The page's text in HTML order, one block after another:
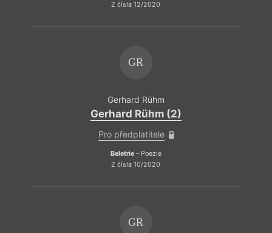
Z čísla 12/2020
GR
Gerhard Rühm
Gerhard Rühm (2)
Pro předplatitele
Beletrie– Poezie
Z čísla 10/2020
GR